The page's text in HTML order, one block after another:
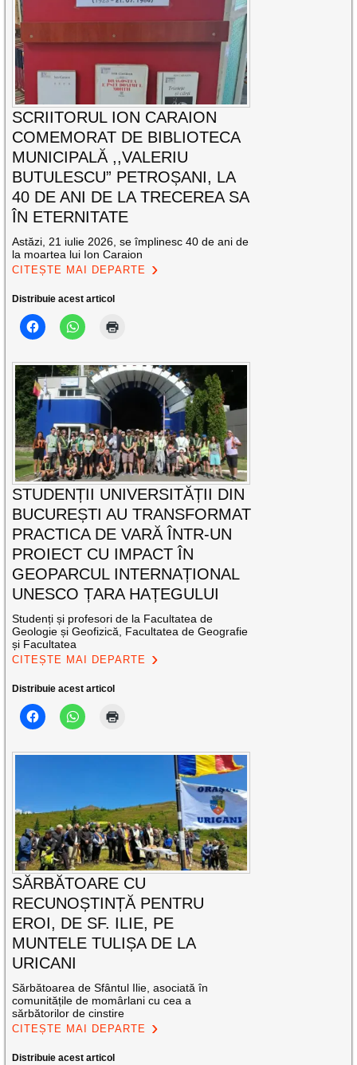
SCRIITORUL ION CARAION
COMEMORAT DE BIBLIOTECA
MUNICIPALĂ ,,VALERIU
BUTULESCU” PETROȘANI, LA
40 DE ANI DE LA TRECEREA SA
ÎN ETERNITATE
Astăzi, 21 iulie 2026, se împlinesc 40 de ani de
la moartea lui Ion Caraion
CITEȘTE MAI DEPARTE
Distribuie acest articol
STUDENȚII UNIVERSITĂȚII DIN
BUCUREȘTI AU TRANSFORMAT
PRACTICA DE VARĂ ÎNTR-UN
PROIECT CU IMPACT ÎN
GEOPARCUL INTERNAȚIONAL
UNESCO ȚARA HAȚEGULUI
Studenți și profesori de la Facultatea de
Geologie și Geofizică, Facultatea de Geografie
și Facultatea
CITEȘTE MAI DEPARTE
Distribuie acest articol
SĂRBĂTOARE CU
RECUNOȘTINȚĂ PENTRU
EROI, DE SF. ILIE, PE
MUNTELE TULIȘA DE LA
URICANI
Sărbătoarea de Sfântul Ilie, asociată în
comunitățile de momârlani cu cea a
sărbătorilor de cinstire
CITEȘTE MAI DEPARTE
Distribuie acest articol